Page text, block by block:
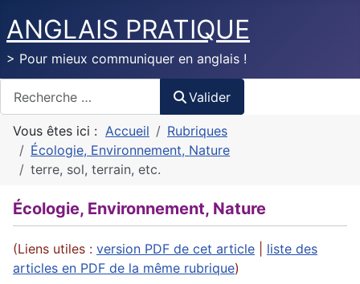
ANGLAIS PRATIQUE
> Pour mieux communiquer en anglais !
Valider
Vous êtes ici : Accueil
Rubriques
Écologie, Environnement, Nature
terre, sol, terrain, etc.
Écologie, Environnement, Nature
(Liens utiles : version PDF de cet article
liste des
articles en PDF de la même rubrique)